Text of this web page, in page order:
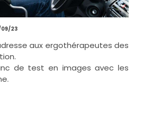
09/23
aux ergothérapeutes des
de test en images avec les